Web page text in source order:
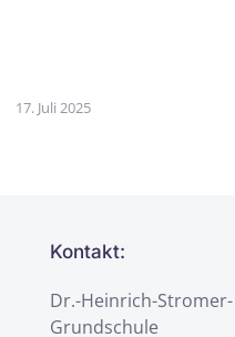
17. Juli 2025
Kontakt:
Dr.-Heinrich-Stromer-
Grundschule